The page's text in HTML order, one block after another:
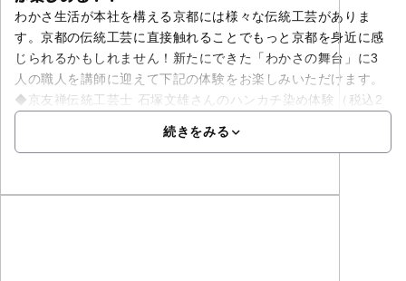
わかさ生活が本社を構える京都には様々な伝統工芸がありま
す。京都の伝統工芸に直接触れることでもっと京都を身近に感
じられるかもしれません！新たにできた「わかさの舞台」に3
人の職人を講師に迎えて下記の体験をお楽しみいただけます。
◆京友禅伝統工芸士 石塚文雄さんのハンカチ染め体験（税込2
続きをみる